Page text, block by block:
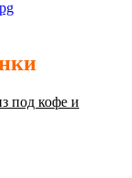
под кофе и